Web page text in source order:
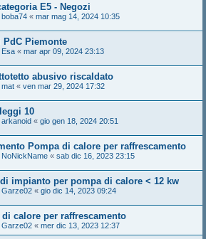
E5 - Negozi
boba74 « mar mag 14, 2024 10:35
Piemonte
Esa « mar apr 09, 2024 23:13
abusivo riscaldato
mat « ven mar 29, 2024 17:32
10
arkanoid « gio gen 18, 2024 20:51
Pompa di calore per raffrescamento
NoNickName « sab dic 16, 2023 23:15
impianto per pompa di calore < 12 kw
Garze02 « gio dic 14, 2023 09:24
calore per raffrescamento
Garze02 « mer dic 13, 2023 12:37